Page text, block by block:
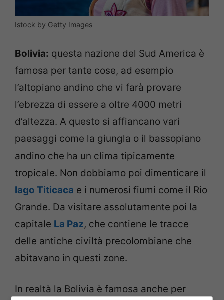
Istock by Getty Images
Bolivia: questa nazione del Sud America è
famosa per tante cose, ad esempio
l’altopiano andino che vi farà provare
l’ebrezza di essere a oltre 4000 metri
d’altezza. A questo si affiancano vari
paesaggi come la giungla o il bassopiano
andino che ha un clima tipicamente
tropicale. Non dobbiamo poi dimenticare il
lago Titicaca e i numerosi fiumi come il Rio
Grande. Da visitare assolutamente poi la
capitale La Paz, che contiene le tracce
delle antiche civiltà precolombiane che
abitavano in questi zone.
In realtà la Bolivia è famosa anche per